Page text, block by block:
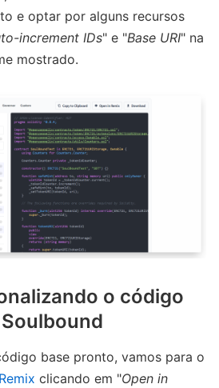
e optar por alguns recursos
increment IDs" e "Base URI" na
mostrado.
o código
base pronto, vamos para o
clicando em "Open in